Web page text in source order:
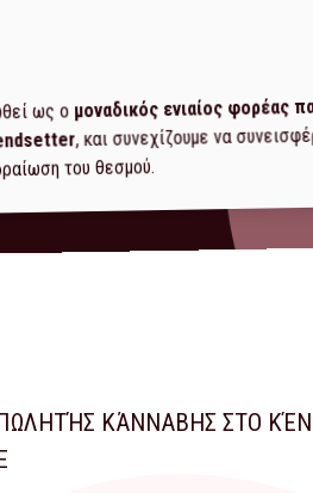
ως ο μοναδικός ενιαίος φορέας
, και συνεχίζουμε να
του θεσμού.
ΚΆΝΝΑΒΗΣ ΣΤΟ